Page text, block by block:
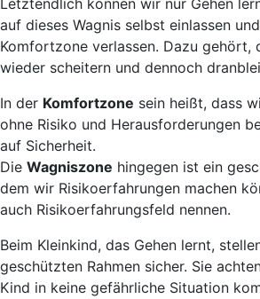
Letztendlich können wir nur Gehen
auf dieses Wagnis selbst einlassen
Komfortzone verlassen. Dazu gehört,
wieder scheitern und dennoch
In der Komfortzone sein heißt, dass
ohne Risiko und Herausforderungen
auf Sicherheit.
Die Wagniszone hingegen ist ein
dem wir Risikoerfahrungen machen
auch Risikoerfahrungsfeld nennen.
Beim Kleinkind, das Gehen lernt,
geschützten Rahmen sicher. Sie
Kind in keine gefährliche Situation